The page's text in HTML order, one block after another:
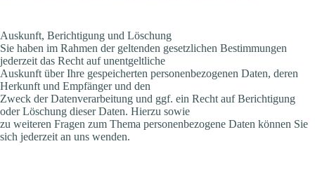
Auskunft, Berichtigung und Löschung
Sie haben im Rahmen der geltenden gesetzlichen Bestimmungen
jederzeit das Recht auf unentgeltliche
Auskunft über Ihre gespeicherten personenbezogenen Daten, deren
Herkunft und Empfänger und den
Zweck der Datenverarbeitung und ggf. ein Recht auf Berichtigung
oder Löschung dieser Daten. Hierzu sowie
zu weiteren Fragen zum Thema personenbezogene Daten können Sie
sich jederzeit an uns wenden.